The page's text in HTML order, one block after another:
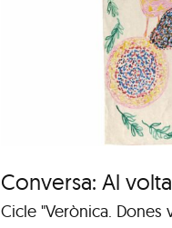
Conversa: Al
Cicle "Verònica. Dones
Visita